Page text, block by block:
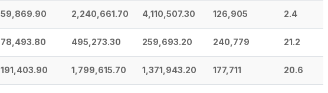
59,869.90 2,240,661.70 4,110,507.30 126,905 2.4
78,493.80 495,273.30 259,693.20 240,779 21.2
191,403.90 1,799,615.70 1,371,943.20 177,711 20.6